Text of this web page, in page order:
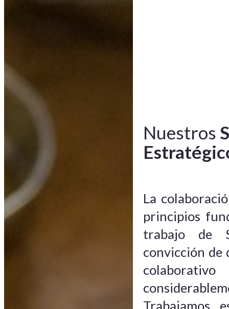
Nuestros
La
principios
trabajo de
convicción de
Trabajamos